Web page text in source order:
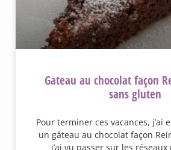
Gateau au chocolat façon
sans gluten
Pour terminer ces vacances, j’ai
un gâteau au chocolat façon
j’ai vu passer sur les